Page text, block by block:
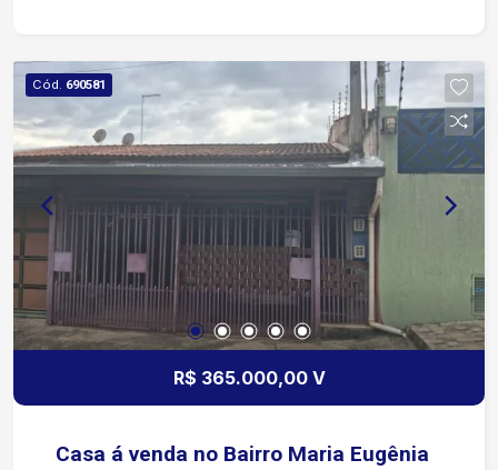
Cód. 690581
R$ 365.000,00 V
Casa á venda no Bairro Maria Eugênia